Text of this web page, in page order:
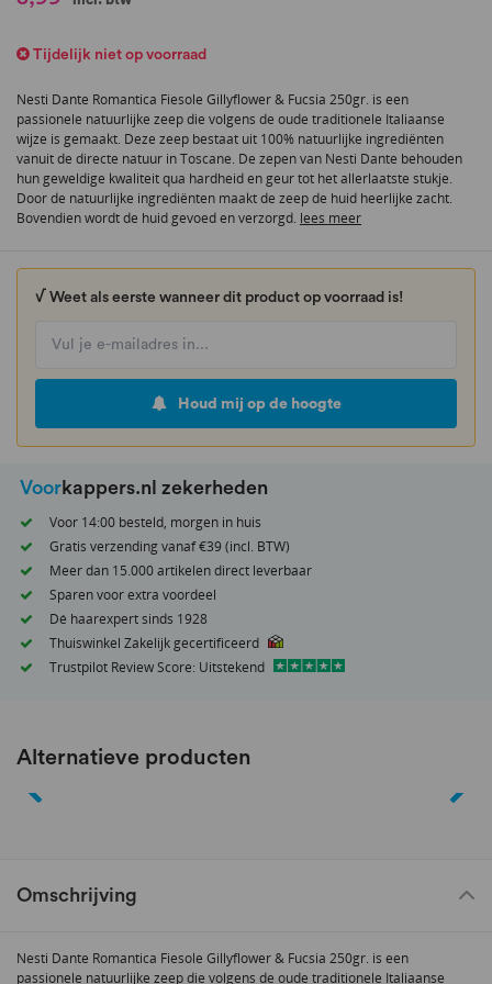
√ Weet als eerste wanneer dit product op voorraad is!
Houd mij op de hoogte
Tijdelijk niet op voorraad
Nesti Dante Romantica Fiesole Gillyflower & Fucsia 250gr. is een
passionele natuurlijke zeep die volgens de oude traditionele Italiaanse
wijze is gemaakt. Deze zeep bestaat uit 100% natuurlijke ingrediënten
vanuit de directe natuur in Toscane. De zepen van Nesti Dante behouden
hun geweldige kwaliteit qua hardheid en geur tot het allerlaatste stukje.
Door de natuurlijke ingrediënten maakt de zeep de huid heerlijke zacht.
Bovendien wordt de huid gevoed en verzorgd. lees meer
Voorkappers.nl zekerheden
Voor 14:00 besteld, morgen in huis
Gratis verzending vanaf €39 (incl. BTW)
Meer dan 15.000 artikelen direct leverbaar
Sparen voor extra voordeel
Dé haarexpert sinds 1928
Thuiswinkel Zakelijk gecertificeerd
Trustpilot Review Score: Uitstekend
begin
afbeeldingen-
gallerij
Alternatieve producten
Omschrijving
Nesti Dante Romantica Fiesole Gillyflower & Fucsia 250gr. is een
passionele natuurlijke zeep die volgens de oude traditionele Italiaanse